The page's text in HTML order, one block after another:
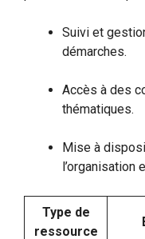
Suivi et
démarches.
Accès à des
thématiques.
Mise à
l’organisation
Type de
ressource